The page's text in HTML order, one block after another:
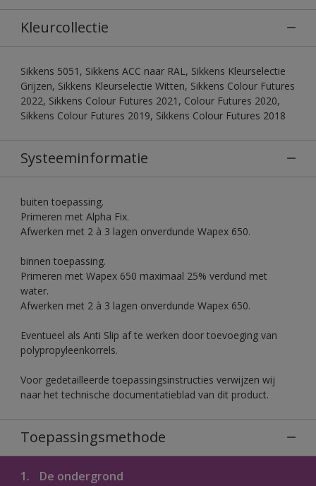
Kleurcollectie
Sikkens 5051, Sikkens ACC naar RAL, Sikkens Kleurselectie
Grijzen, Sikkens Kleurselectie Witten, Sikkens Colour Futures
2022, Sikkens Colour Futures 2021, Colour Futures 2020,
Sikkens Colour Futures 2019, Sikkens Colour Futures 2018
Systeeminformatie
buiten toepassing.
Primeren met Alpha Fix.
Afwerken met 2 à 3 lagen onverdunde Wapex 650.
binnen toepassing.
Primeren met Wapex 650 maximaal 25% verdund met
water.
Afwerken met 2 à 3 lagen onverdunde Wapex 650.
Eventueel als Anti Slip af te werken door toevoeging van
polypropyleenkorrels.
Voor gedetailleerde toepassingsinstructies verwijzen wij
naar het technische documentatieblad van dit product.
Toepassingsmethode
1. De ondergrond